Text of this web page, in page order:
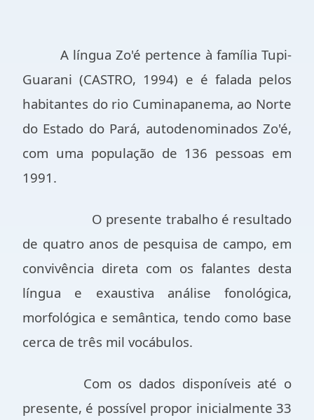
A língua Zo'é pertence à família Tupi-
Guarani (CASTRO, 1994) e é falada pelos
habitantes do rio Cuminapanema, ao Norte
do Estado do Pará, autodenominados Zo'é,
com uma população de 136 pessoas em
1991.
O presente trabalho é resultado
de quatro anos de pesquisa de campo, em
convivência direta com os falantes desta
língua e exaustiva análise fonológica,
morfológica e semântica, tendo como base
cerca de três mil vocábulos.
Com os dados disponíveis até o
presente, é possível propor inicialmente 33